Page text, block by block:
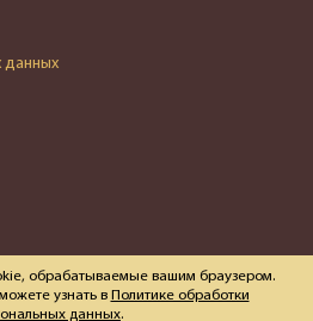
данных
87
обрабатываемые вашим браузером.
узнать в Политике обработки
данных.